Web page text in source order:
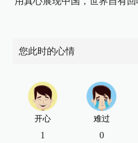
您此时的心情
开心
1
难过
0